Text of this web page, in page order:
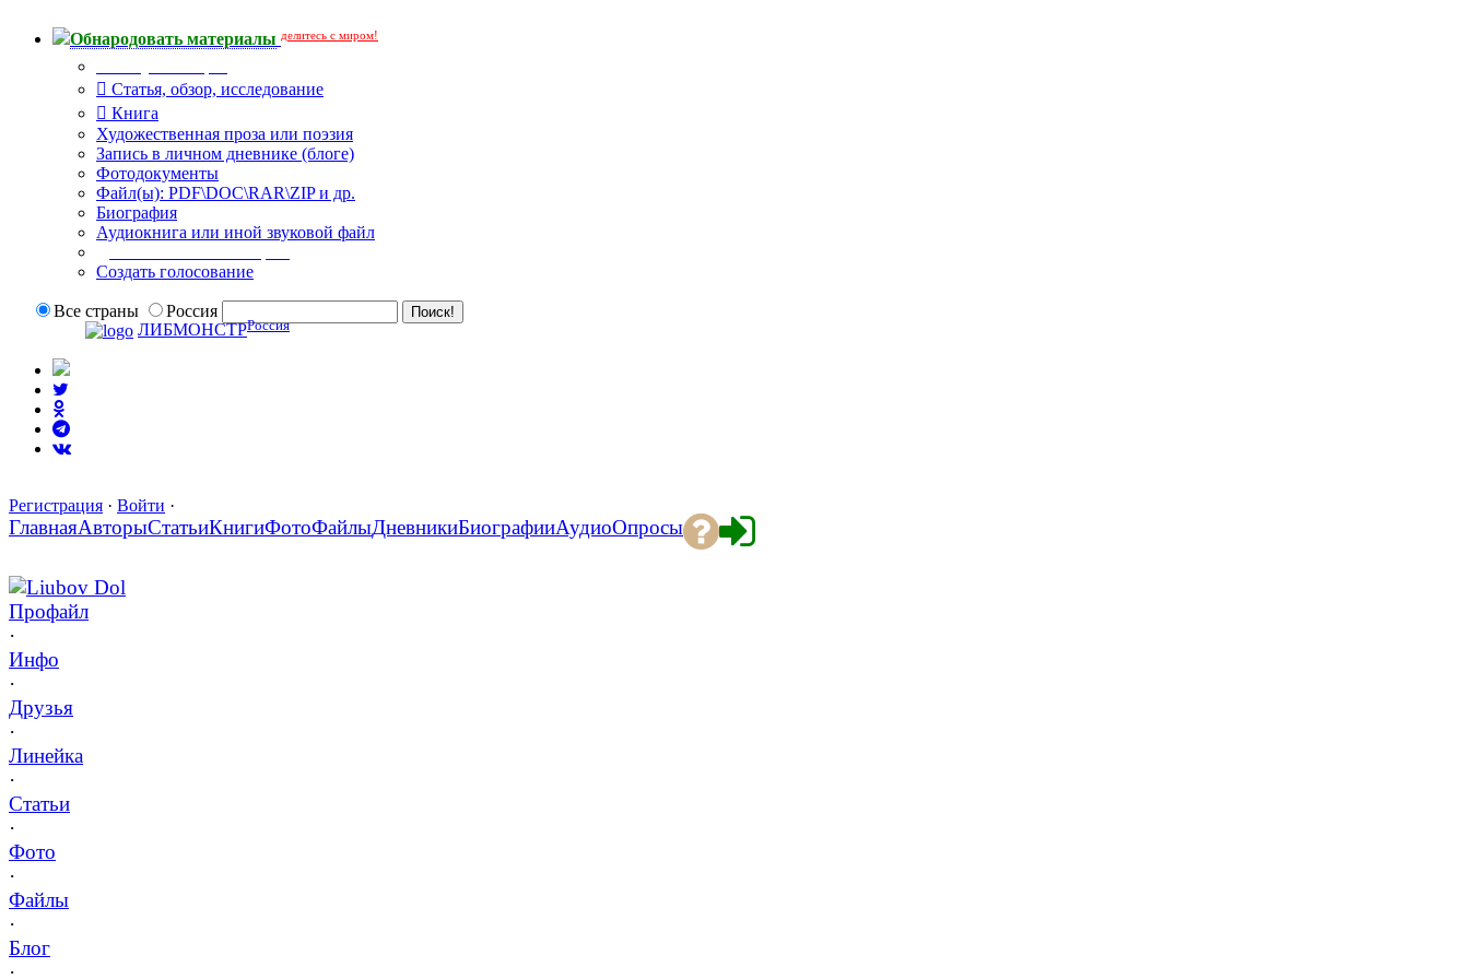
Обнародовать материалы делитесь с миром!
Статья, обзор, исследование
Книга
Художественная проза или поэзия
Запись в личном дневнике (блоге)
Фотодокументы
Файл(ы): PDF\DOC\RAR\ZIP и др.
Биография
Аудиокнига или иной звуковой файл
Создать голосование
Все страны
Россия
ЛИБМОНСТРРоссия
Регистрация · Войти ·
ГлавнаяАвторыСтатьиКнигиФотоФайлыДневникиБиографииАудиоОпросы
Liubov Dol
Профайл
·
Инфо
·
Друзья
·
Линейка
·
Статьи
·
Фото
·
Файлы
·
Блог
·